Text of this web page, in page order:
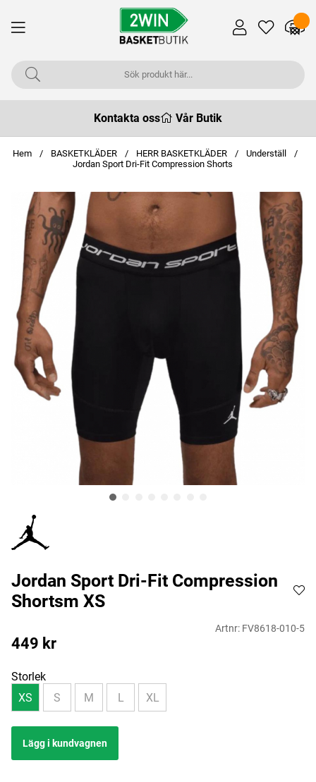
Kontakta oss Vår Butik
Hem BASKETKLÄDER HERR BASKETKLÄDER
Underställ
Jordan Sport Dri-Fit Compression Shorts
Jordan Sport Dri-Fit Compression
Shortsm XS
Artnr: FV8618-010-5
449 kr
Storlek
XS
S M L XL
Lägg i kundvagnen